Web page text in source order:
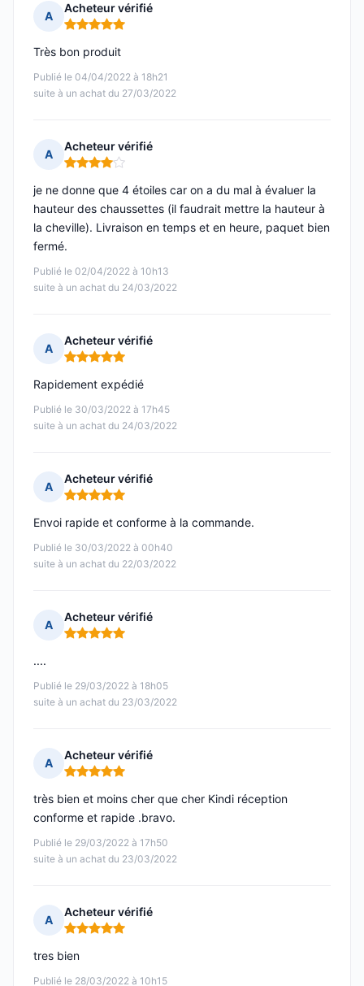
A
Acheteur vérifié
Note : 5 sur 5
Publié le 04/04/2022 à 18h21
suite à un achat du 27/03/2022
Très bon produit
A
Acheteur vérifié
Note : 4 sur 5
Publié le 02/04/2022 à 10h13
suite à un achat du 24/03/2022
je ne donne que 4 étoiles car on a du mal à évaluer la
hauteur des chaussettes (il faudrait mettre la hauteur à
la cheville). Livraison en temps et en heure, paquet bien
fermé.
A
Acheteur vérifié
Note : 5 sur 5
Publié le 30/03/2022 à 17h45
suite à un achat du 24/03/2022
Rapidement expédié
A
Acheteur vérifié
Note : 5 sur 5
Publié le 30/03/2022 à 00h40
suite à un achat du 22/03/2022
Envoi rapide et conforme à la commande.
A
Acheteur vérifié
Note : 5 sur 5
Publié le 29/03/2022 à 18h05
suite à un achat du 23/03/2022
....
A
Acheteur vérifié
Note : 5 sur 5
Publié le 29/03/2022 à 17h50
suite à un achat du 23/03/2022
très bien et moins cher que cher Kindi réception
conforme et rapide .bravo.
A
Acheteur vérifié
Note : 5 sur 5
Publié le 28/03/2022 à 10h15
tres bien